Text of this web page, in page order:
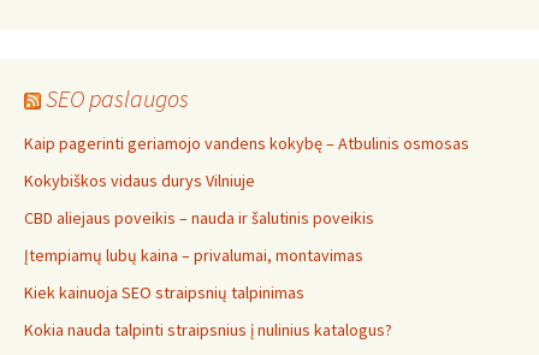
SEO paslaugos
Kaip pagerinti geriamojo vandens kokybę – Atbulinis osmosas
Kokybiškos vidaus durys Vilniuje
CBD aliejaus poveikis – nauda ir šalutinis poveikis
Įtempiamų lubų kaina – privalumai, montavimas
Kiek kainuoja SEO straipsnių talpinimas
Kokia nauda talpinti straipsnius į nulinius katalogus?